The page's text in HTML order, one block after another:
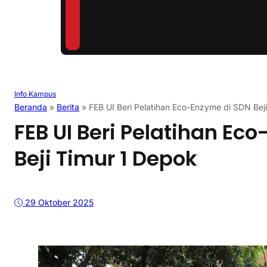
Info Kampus
Beranda » Berita » FEB UI Beri Pelatihan Eco-Enzyme di SDN
FEB UI Beri Pelatihan
Beji Timur 1 Depok
29 Oktober 2025